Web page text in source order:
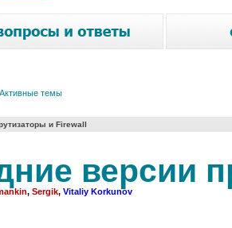
Активные темы
и Firewall
версии
, Sergik, Vitaliy Korkunov